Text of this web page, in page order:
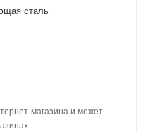
сталь
магазина и может